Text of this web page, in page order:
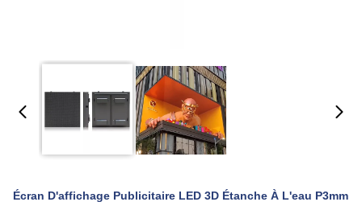
Écran D'affichage Publicitaire LED 3D Étanche À L'eau P3mm